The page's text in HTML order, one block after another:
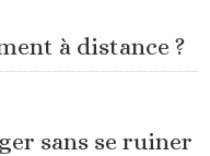
à distance ?
sans se ruiner